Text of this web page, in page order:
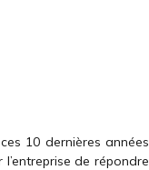
10 dernières années
de répondre